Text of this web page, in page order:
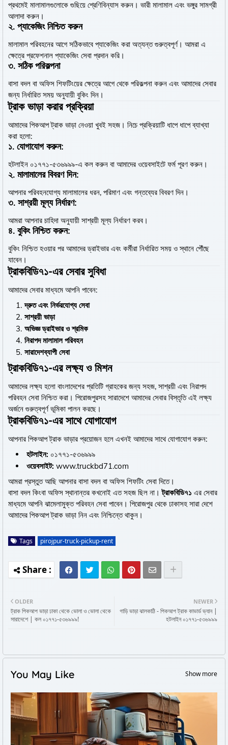
প্রথমেই মালামালগুলোকে গুছিয়ে শ্রেণিবিন্যাস করুন। ভারী মালামাল এবং ভঙ্গুর সামগ্রী
আলাদা করুন।
২. প্যাকেজিং নিশ্চিত করুন
মালামাল পরিবহনের আগে সঠিকভাবে প্যাকেজিং করা অত্যন্ত গুরুত্বপূর্ণ। আমরা এ
ক্ষেত্রে প্রফেশনাল প্যাকেজিং সেবা প্রদান করি।
৩. সঠিক পরিকল্পনা
বাসা বদল বা অফিস শিফটিংয়ের ক্ষেত্রে আগে থেকে পরিকল্পনা করুন এবং আমাদের সেবার
জন্য নির্ধারিত সময় অনুযায়ী বুকিং দিন।
ট্রাক ভাড়া করার প্রক্রিয়া
আমাদের পিকআপ ট্রাক ভাড়া নেওয়া খুবই সহজ। নিচে প্রক্রিয়াটি ধাপে ধাপে ব্যাখ্যা
করা হলো:
১. যোগাযোগ করুন:
হটলাইন ০১৭৭১-৫৩৬৯৯৯-এ কল করুন বা আমাদের ওয়েবসাইটে ফর্ম পূরণ করুন।
২. মালামালের বিবরণ দিন:
আপনার পরিবহনযোগ্য মালামালের ধরন, পরিমাণ এবং গন্তব্যের বিবরণ দিন।
৩. সাশ্রয়ী মূল্য নির্ধারণ:
আমরা আপনার চাহিদা অনুযায়ী সাশ্রয়ী মূল্য নির্ধারণ করব।
৪. বুকিং নিশ্চিত করুন:
বুকিং নিশ্চিত হওয়ার পর আমাদের ড্রাইভার এবং কর্মীরা নির্ধারিত সময় ও স্থানে পৌঁছে
যাবেন।
ট্রাকবিডি৭১-এর সেবার সুবিধা
আমাদের সেবার মাধ্যমে আপনি পাবেন:
দ্রুত এবং নির্ভরযোগ্য সেবা
সাশ্রয়ী ভাড়া
অভিজ্ঞ ড্রাইভার ও শ্রমিক
নিরাপদ মালামাল পরিবহন
সারাদেশব্যাপী সেবা
ট্রাকবিডি৭১-এর লক্ষ্য ও মিশন
আমাদের লক্ষ্য হলো বাংলাদেশের প্রতিটি গ্রাহকের জন্য সহজ, সাশ্রয়ী এবং নিরাপদ
পরিবহন সেবা নিশ্চিত করা। পিরোজপুরসহ সারাদেশে আমাদের সেবার বিস্তৃতি এই লক্ষ্য
অর্জনে গুরুত্বপূর্ণ ভূমিকা পালন করছে।
ট্রাকবিডি৭১-এর সাথে যোগাযোগ
আপনার পিকআপ ট্রাক ভাড়ার প্রয়োজন হলে এখনই আমাদের সাথে যোগাযোগ করুন:
হটলাইন: ০১৭৭১-৫৩৬৯৯৯
ওয়েবসাইট: www.truckbd71.com
আমরা প্রস্তুত আছি আপনার বাসা বদল বা অফিস শিফটিং সেবা দিতে।
বাসা বদল কিংবা অফিস স্থানান্তর কখনোই এত সহজ ছিল না।ট্রাকবিডি৭১ এর সেবার
মাধ্যমে আপনি ঝামেলামুক্ত পরিবহন সেবা পাবেন। পিরোজপুর থেকে ঢাকাসহ সারা দেশে
আমাদের পিকআপ ট্রাক ভাড়া নিন এবং নিশ্চিন্তে থাকুন।
Tags pirojpur-truck-pickup-rent
NEWER
গাড়ি ভাড়া ঝালকাঠি - পিকআপ ট্রাক কাভার্ড ভ্যান |
হটলাইন ০১৭৭১-৫৩৬৯৯৯
OLDER
ট্রাক পিকআপ ভাড়া ঢাকা থেকে ভোলা ও ভোলা থেকে
সারাদেশে | কল ০১৭৭১-৫৩৬৯৯৯!
You May Like Show more